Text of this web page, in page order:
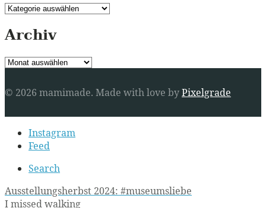
Kategorien
Archiv
Archiv
© 2026 mamimade. Made with love byPixelgrade
Secondary
navigationInstagram
Feed
Search
Post
Ausstellungsherbst 2024: #museumsliebe
I missed walking